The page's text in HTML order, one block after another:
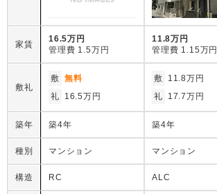
家賃
16.5万円
管理費 1.5万円
11.8万円
管理費 1.15万円
敷礼
敷 無料
礼
16.5万円
敷
11.8万円
礼
17.7万円
築年 築4年 築4年
種別 マンション マンション
構造 RC ALC